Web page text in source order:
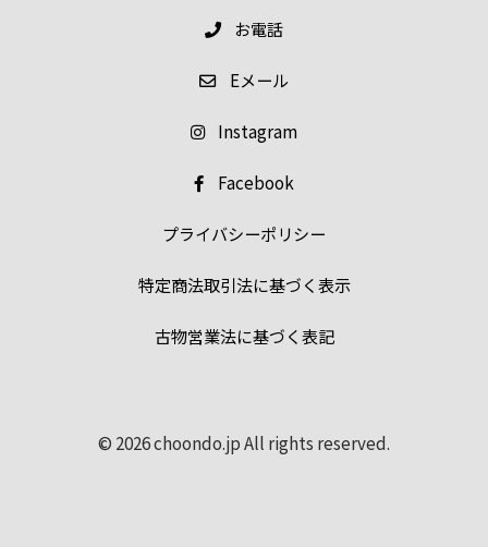
お電話
Eメール
Instagram
Facebook
プライバシーポリシー
特定商法取引法に基づく表示
古物営業法に基づく表記
© 2026 choondo.jp All rights reserved.